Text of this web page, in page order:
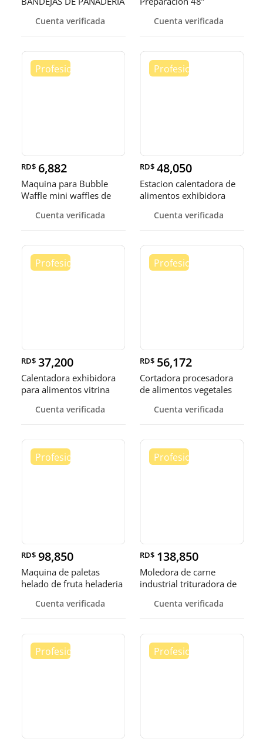
Cuenta verificada Cuenta verificada
RD$ 6,882
Maquina para Bubble
Waffle mini waffles de
Cuenta verificada
RD$ 48,050
Estacion calentadora de
alimentos exhibidora
Cuenta verificada
RD$ 37,200
Calentadora exhibidora
para alimentos vitrina
Cuenta verificada
RD$ 56,172
Cortadora procesadora
de alimentos vegetales
Cuenta verificada
RD$ 98,850
Maquina de paletas
helado de fruta heladeria
Cuenta verificada
RD$ 138,850
Moledora de carne
industrial trituradora de
Cuenta verificada